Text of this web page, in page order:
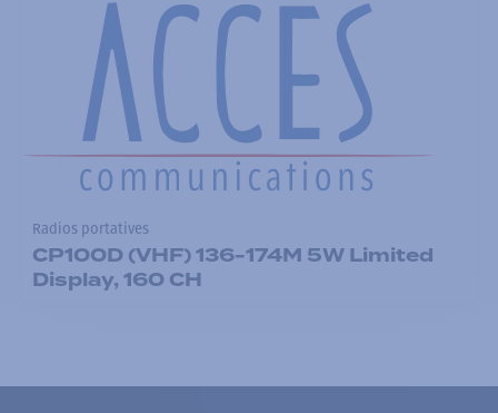
Radios portatives
CP100D (VHF) 136-174M 5W Limited
Display, 160 CH